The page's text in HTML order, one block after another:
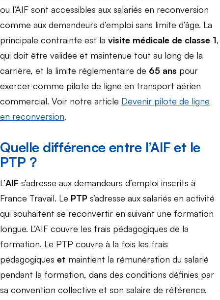
ou l’AIF sont accessibles aux salariés en reconversion
comme aux demandeurs d’emploi sans limite d’âge. La
principale contrainte est la visite médicale de classe 1,
qui doit être validée et maintenue tout au long de la
carrière, et la limite réglementaire de 65 ans pour
exercer comme pilote de ligne en transport aérien
commercial. Voir notre article Devenir pilote de ligne
en reconversion.
Quelle différence entre l’AIF et le
PTP ?
L’AIF s’adresse aux demandeurs d’emploi inscrits à
France Travail. Le PTP s’adresse aux salariés en activité
qui souhaitent se reconvertir en suivant une formation
longue. L’AIF couvre les frais pédagogiques de la
formation. Le PTP couvre à la fois les frais
pédagogiques et maintient la rémunération du salarié
pendant la formation, dans des conditions définies par
sa convention collective et son salaire de référence.